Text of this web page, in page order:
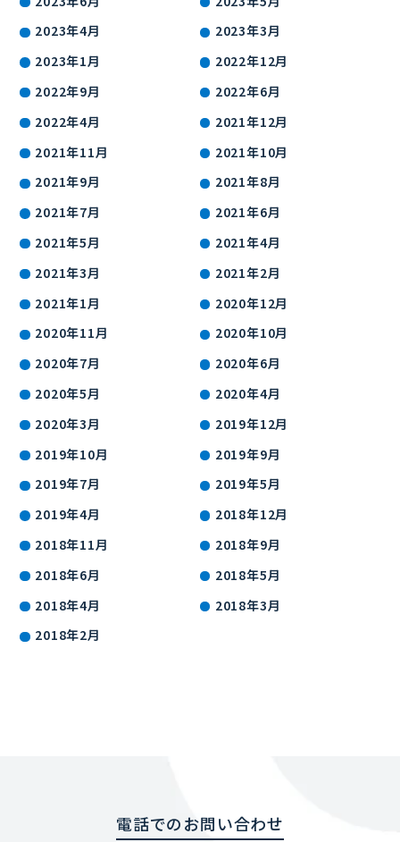
2023年4月
2023年3月
2023年1月
2022年12月
2022年9月
2022年6月
2022年4月
2021年12月
2021年11月
2021年10月
2021年9月
2021年8月
2021年7月
2021年6月
2021年5月
2021年4月
2021年3月
2021年2月
2021年1月
2020年12月
2020年11月
2020年10月
2020年7月
2020年6月
2020年5月
2020年4月
2020年3月
2019年12月
2019年10月
2019年9月
2019年7月
2019年5月
2019年4月
2018年12月
2018年11月
2018年9月
2018年6月
2018年5月
2018年4月
2018年3月
2018年2月
電話でのお問い合わせ